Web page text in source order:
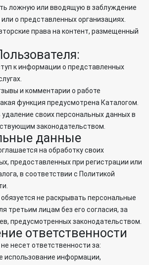
ложную или вводящую в заблуждение
о представленных организациях.
права на контент, размещенный
к информации о представленных
и комментарии о работе
функция предусмотрена Каталогом.
своих персональных данных в
законодательством.
данные
на обработку своих
предоставленных при регистрации или
в соответствии с Политикой
не раскрывать персональные
третьим лицам без его согласия, за
предусмотренных законодательством.
ответственности
несет ответственности за:
использование информации,